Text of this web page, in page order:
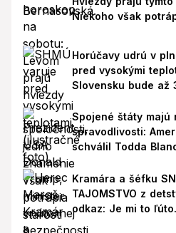
Niekoho však
Horúčavy udrú v
pred vysokými
Slovensku bude až
Spojené štáty majú
spravodlivosti:
schválil Todda
Kramára a šéfku
TAJOMSTVO z
odkaz: Je mi to